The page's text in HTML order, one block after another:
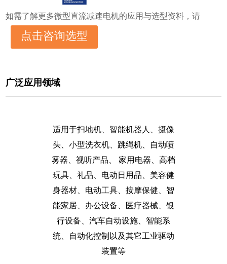
如需了解更多微型直流减速电机的应用与选型资料，请
点击咨询选型
广泛应用领域
适用于扫地机、智能机器人、摄像
头、小型洗衣机、跳绳机、自动喷
雾器、视听产品、 家用电器、高档
玩具、礼品、电动日用品、美容健
身器材、电动工具、按摩保健、智
能家居、办公设备、医疗器械、银
行设备、汽车自动设施、智能系
统、自动化控制以及其它工业驱动
装置等